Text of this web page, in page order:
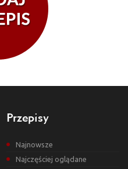
Przepisy
Najnowsze
Najczęściej oglądane